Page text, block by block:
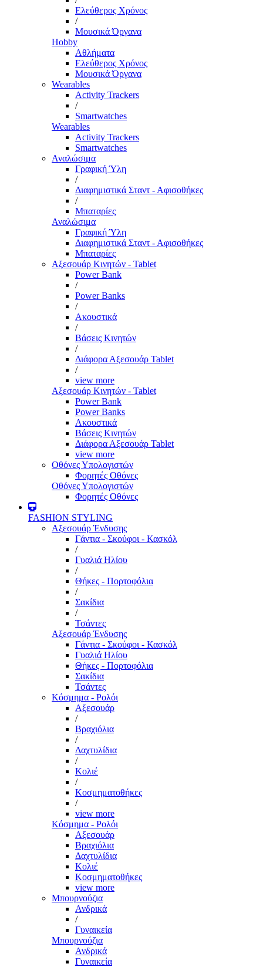
Ελεύθερος Χρόνος
/
Μουσικά Όργανα
Hobby
Αθλήματα
Ελεύθερος Χρόνος
Μουσικά Όργανα
Wearables
Activity Trackers
/
Smartwatches
Wearables
Activity Trackers
Smartwatches
Αναλώσιμα
Γραφική Ύλη
/
Διαφημιστικά Σταντ - Αφισοθήκες
/
Μπαταρίες
Αναλώσιμα
Γραφική Ύλη
Διαφημιστικά Σταντ - Αφισοθήκες
Μπαταρίες
Αξεσουάρ Κινητών - Tablet
Power Bank
/
Power Banks
/
Ακουστικά
/
Βάσεις Κινητών
/
Διάφορα Αξεσουάρ Tablet
/
view more
Αξεσουάρ Κινητών - Tablet
Power Bank
Power Banks
Ακουστικά
Βάσεις Κινητών
Διάφορα Αξεσουάρ Tablet
view more
Οθόνες Υπολογιστών
Φορητές Οθόνες
Οθόνες Υπολογιστών
Φορητές Οθόνες
FASHION STYLING
Αξεσουάρ Ένδυσης
Γάντια - Σκούφοι - Κασκόλ
/
Γυαλιά Ηλίου
/
Θήκες - Πορτοφόλια
/
Σακίδια
/
Τσάντες
Αξεσουάρ Ένδυσης
Γάντια - Σκούφοι - Κασκόλ
Γυαλιά Ηλίου
Θήκες - Πορτοφόλια
Σακίδια
Τσάντες
Κόσμημα - Ρολόι
Αξεσουάρ
/
Βραχιόλια
/
Δαχτυλίδια
/
Κολιέ
/
Κοσμηματοθήκες
/
view more
Κόσμημα - Ρολόι
Αξεσουάρ
Βραχιόλια
Δαχτυλίδια
Κολιέ
Κοσμηματοθήκες
view more
Μπουρνούζια
Ανδρικά
/
Γυναικεία
Μπουρνούζια
Ανδρικά
Γυναικεία